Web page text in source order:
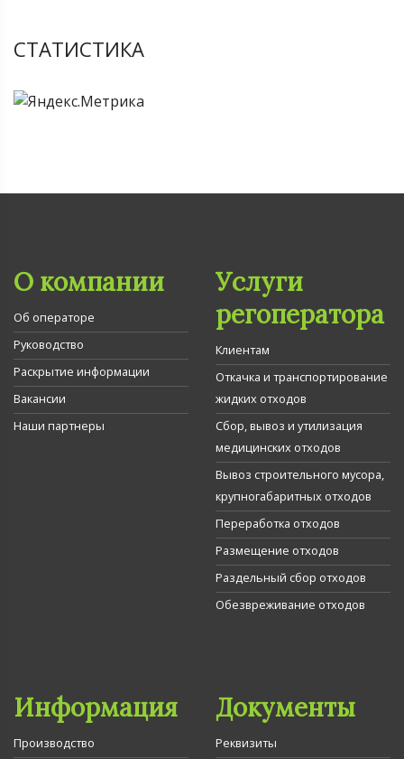
СТАТИСТИКА
О компании
Об операторе
Руководство
Раскрытие информации
Вакансии
Наши партнеры
Услуги
регоператора
Клиентам
Откачка и транспортирование
жидких отходов
Сбор, вывоз и утилизация
медицинских отходов
Вывоз строительного мусора,
крупногабаритных отходов
Переработка отходов
Размещение отходов
Раздельный сбор отходов
Обезвреживание отходов
Информация
Производство
Документы
Реквизиты